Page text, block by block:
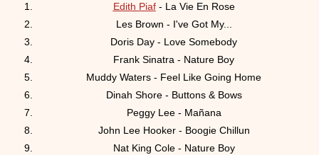
Edith Piaf- La Vie En Rose
Les Brown - I've Got My...
Doris Day - Love Somebody
Frank Sinatra - Nature Boy
Muddy Waters - Feel Like Going Home
Dinah Shore - Buttons & Bows
Peggy Lee - Mañana
John Lee Hooker - Boogie Chillun
Nat King Cole - Nature Boy